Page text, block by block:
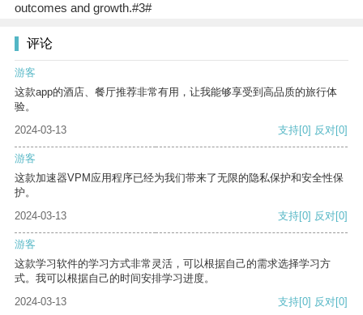
outcomes and growth.#3#
评论
游客
这款app的酒店、餐厅推荐非常有用，让我能够享受到高品质的旅行体
验。
2024-03-13
支持[0] 反对[0]
游客
这款加速器VPM应用程序已经为我们带来了无限的隐私保护和安全性保
护。
2024-03-13
支持[0] 反对[0]
游客
这款学习软件的学习方式非常灵活，可以根据自己的需求选择学习方
式。我可以根据自己的时间安排学习进度。
2024-03-13
支持[0] 反对[0]